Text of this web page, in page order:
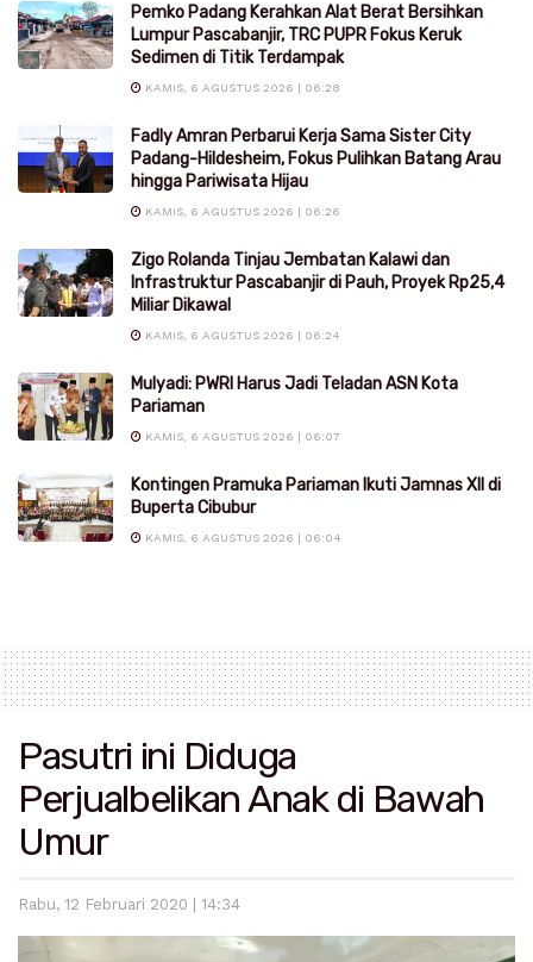
Pemko Padang Kerahkan Alat Berat Bersihkan
Lumpur Pascabanjir, TRC PUPR Fokus Keruk
Sedimen di Titik Terdampak
KAMIS, 6 AGUSTUS 2026 | 06:28
Fadly Amran Perbarui Kerja Sama Sister City
Padang-Hildesheim, Fokus Pulihkan Batang Arau
hingga Pariwisata Hijau
KAMIS, 6 AGUSTUS 2026 | 06:26
Zigo Rolanda Tinjau Jembatan Kalawi dan
Infrastruktur Pascabanjir di Pauh, Proyek Rp25,4
Miliar Dikawal
KAMIS, 6 AGUSTUS 2026 | 06:24
Mulyadi: PWRI Harus Jadi Teladan ASN Kota
Pariaman
KAMIS, 6 AGUSTUS 2026 | 06:07
Kontingen Pramuka Pariaman Ikuti Jamnas XII di
Buperta Cibubur
KAMIS, 6 AGUSTUS 2026 | 06:04
Pasutri ini Diduga
Perjualbelikan Anak di Bawah
Umur
Rabu, 12 Februari 2020 | 14:34